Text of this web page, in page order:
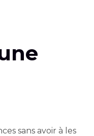
sans avoir à les